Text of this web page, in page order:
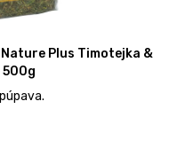
Plus Timotejka &
500g